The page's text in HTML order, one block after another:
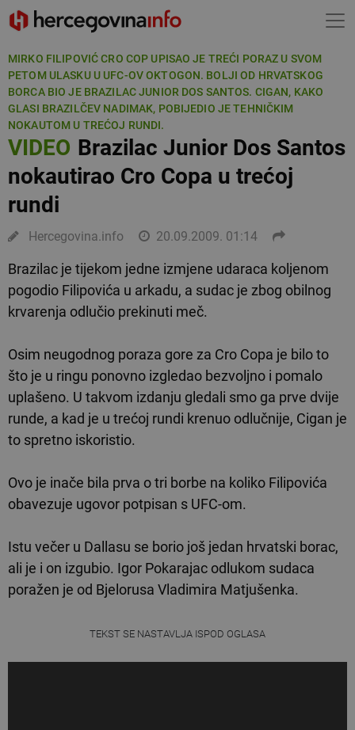
MIRKO FILIPOVIĆ CRO COP UPISAO JE TREĆI PORAZ U SVOM
PETOM ULASKU U UFC-OV OKTOGON. BOLJI OD HRVATSKOG
BORCA BIO JE BRAZILAC JUNIOR DOS SANTOS. CIGAN, KAKO
GLASI BRAZILČEV NADIMAK, POBIJEDIO JE TEHNIČKIM
NOKAUTOM U TREĆOJ RUNDI.
VIDEOBrazilac Junior Dos Santos
nokautirao Cro Copa u trećoj
rundi
Hercegovina.info 20.09.2009. 01:14
Brazilac je tijekom jedne izmjene udaraca koljenom
pogodio Filipovića u arkadu, a sudac je zbog obilnog
krvarenja odlučio prekinuti meč.
Osim neugodnog poraza gore za Cro Copa je bilo to
što je u ringu ponovno izgledao bezvoljno i pomalo
uplašeno. U takvom izdanju gledali smo ga prve dvije
runde, a kad je u trećoj rundi krenuo odlučnije, Cigan je
to spretno iskoristio.
Ovo je inače bila prva o tri borbe na koliko Filipovića
obavezuje ugovor potpisan s UFC-om.
Istu večer u Dallasu se borio još jedan hrvatski borac,
ali je i on izgubio. Igor Pokarajac odlukom sudaca
poražen je od Bjelorusa Vladimira Matjušenka.
TEKST SE NASTAVLJA ISPOD OGLASA